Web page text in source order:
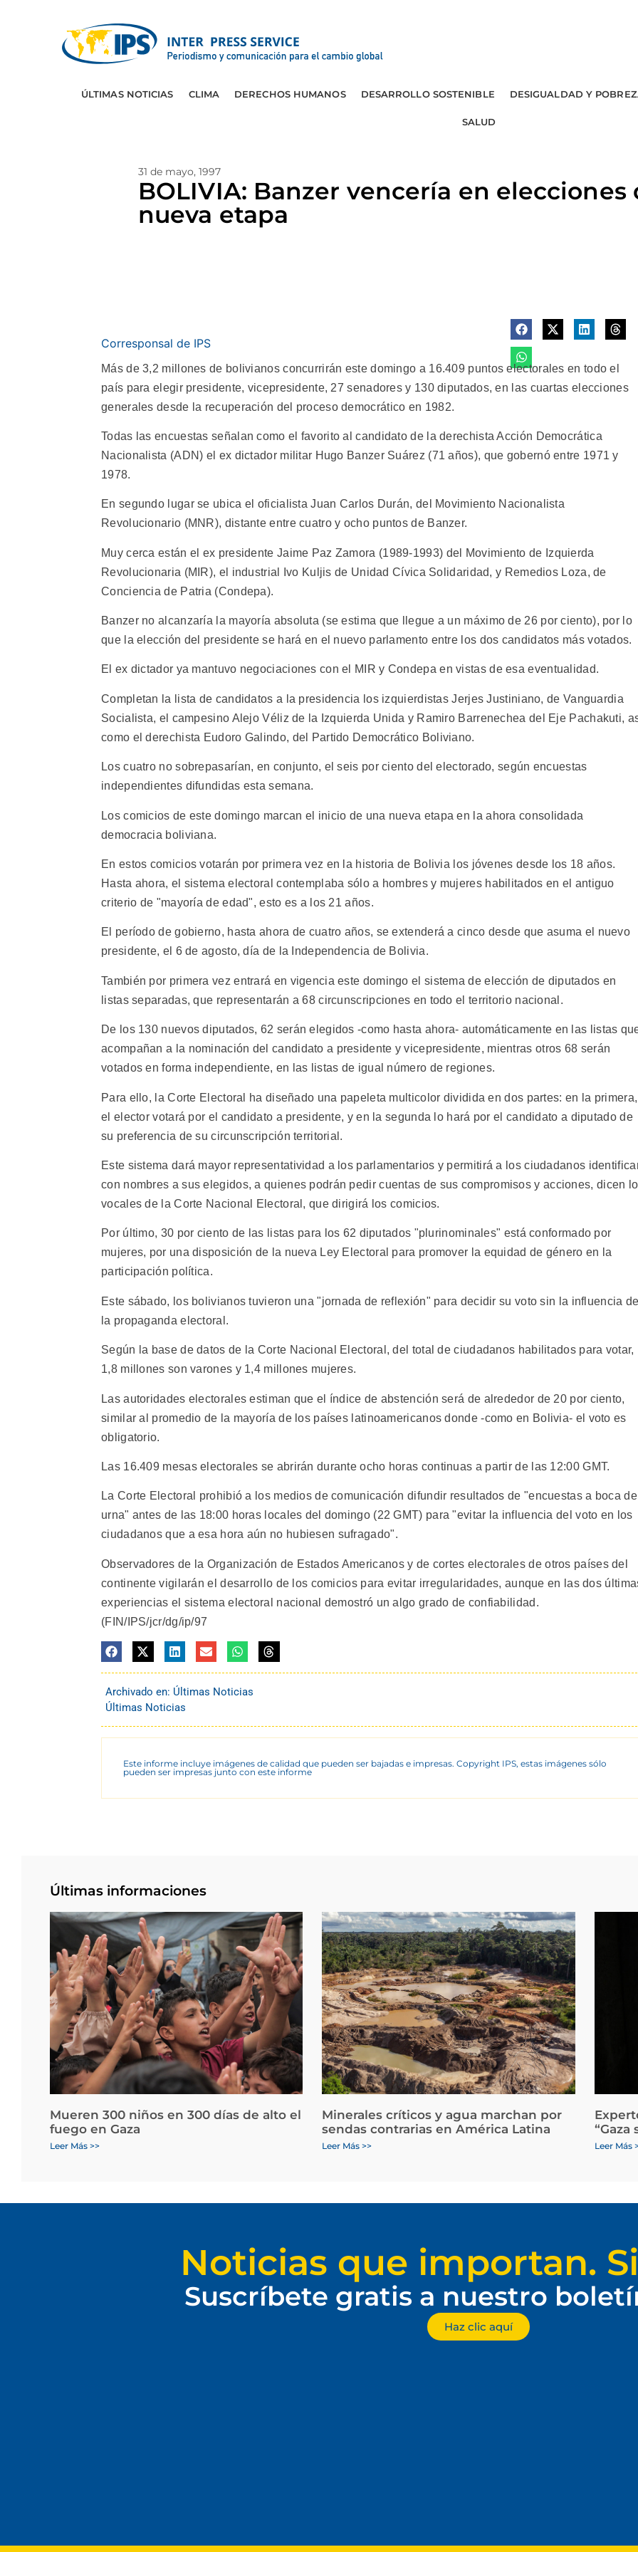
ÚLTIMAS NOTICIAS CLIMA DERECHOS HUMANOS DESARROLLO SOSTENIBLE DESIGUALDAD Y
SALUD
31 de mayo, 1997
BOLIVIA: Banzer vencería en
nueva etapa
Corresponsal de IPS
Más de 3,2 millones de bolivianos concurrirán este domingo a 16.409 puntos electorales en todo el
país para elegir presidente, vicepresidente, 27 senadores y 130 diputados, en las cuartas elecciones
generales desde la recuperación del proceso democrático en 1982.
Todas las encuestas señalan como el favorito al candidato de la derechista Acción Democrática
Nacionalista (ADN) el ex dictador militar Hugo Banzer Suárez (71 años), que gobernó entre 1971 y
1978.
En segundo lugar se ubica el oficialista Juan Carlos Durán, del Movimiento Nacionalista
Revolucionario (MNR), distante entre cuatro y ocho puntos de Banzer.
Muy cerca están el ex presidente Jaime Paz Zamora (1989-1993) del Movimiento de Izquierda
Revolucionaria (MIR), el industrial Ivo Kuljis de Unidad Cívica Solidaridad, y Remedios Loza, de
Conciencia de Patria (Condepa).
Banzer no alcanzaría la mayoría absoluta (se estima que llegue a un máximo de 26 por ciento), por lo
que la elección del presidente se hará en el nuevo parlamento entre los dos candidatos más votados.
El ex dictador ya mantuvo negociaciones con el MIR y Condepa en vistas de esa eventualidad.
Completan la lista de candidatos a la presidencia los izquierdistas Jerjes Justiniano, de Vanguardia
Socialista, el campesino Alejo Véliz de la Izquierda Unida y Ramiro Barrenechea del Eje Pachakuti,
como el derechista Eudoro Galindo, del Partido Democrático Boliviano.
Los cuatro no sobrepasarían, en conjunto, el seis por ciento del electorado, según encuestas
independientes difundidas esta semana.
Los comicios de este domingo marcan el inicio de una nueva etapa en la ahora consolidada
democracia boliviana.
En estos comicios votarán por primera vez en la historia de Bolivia los jóvenes desde los 18 años.
Hasta ahora, el sistema electoral contemplaba sólo a hombres y mujeres habilitados en el antiguo
criterio de "mayoría de edad", esto es a los 21 años.
El período de gobierno, hasta ahora de cuatro años, se extenderá a cinco desde que asuma el nuevo
presidente, el 6 de agosto, día de la Independencia de Bolivia.
También por primera vez entrará en vigencia este domingo el sistema de elección de diputados en
listas separadas, que representarán a 68 circunscripciones en todo el territorio nacional.
De los 130 nuevos diputados, 62 serán elegidos -como hasta ahora- automáticamente en las listas
acompañan a la nominación del candidato a presidente y vicepresidente, mientras otros 68 serán
votados en forma independiente, en las listas de igual número de regiones.
Para ello, la Corte Electoral ha diseñado una papeleta multicolor dividida en dos partes: en la primera,
el elector votará por el candidato a presidente, y en la segunda lo hará por el candidato a diputado de
su preferencia de su circunscripción territorial.
Este sistema dará mayor representatividad a los parlamentarios y permitirá a los ciudadanos
con nombres a sus elegidos, a quienes podrán pedir cuentas de sus compromisos y acciones, dicen
vocales de la Corte Nacional Electoral, que dirigirá los comicios.
Por último, 30 por ciento de las listas para los 62 diputados "plurinominales" está conformado por
mujeres, por una disposición de la nueva Ley Electoral para promover la equidad de género en la
participación política.
Este sábado, los bolivianos tuvieron una "jornada de reflexión" para decidir su voto sin la influencia
la propaganda electoral.
Según la base de datos de la Corte Nacional Electoral, del total de ciudadanos habilitados para votar,
1,8 millones son varones y 1,4 millones mujeres.
Las autoridades electorales estiman que el índice de abstención será de alrededor de 20 por ciento,
similar al promedio de la mayoría de los países latinoamericanos donde -como en Bolivia- el voto es
obligatorio.
Las 16.409 mesas electorales se abrirán durante ocho horas continuas a partir de las 12:00 GMT.
La Corte Electoral prohibió a los medios de comunicación difundir resultados de "encuestas a boca de
urna" antes de las 18:00 horas locales del domingo (22 GMT) para "evitar la influencia del voto en los
ciudadanos que a esa hora aún no hubiesen sufragado".
Observadores de la Organización de Estados Americanos y de cortes electorales de otros países del
continente vigilarán el desarrollo de los comicios para evitar irregularidades, aunque en las dos
experiencias el sistema electoral nacional demostró un algo grado de confiabilidad.
(FIN/IPS/jcr/dg/ip/97
Archivado en: Últimas Noticias
Últimas Noticias
Este informe incluye imágenes de calidad que pueden ser bajadas e impresas. Copyright IPS, estas imágenes sólo
pueden ser impresas junto con este informe
Últimas informaciones
Mueren 300 niños en 300 días de alto el
fuego en Gaza
Leer Más >>
Minerales críticos y agua marchan por
sendas contrarias en América Latina
Leer Más >>
“Gaza
Leer Más
Noticias que importan.
Suscríbete gratis a nuestro
Haz clic aquí